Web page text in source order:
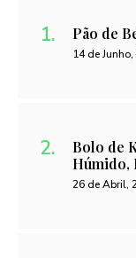
Pão de
14 de
Bolo de
Húmido,
26 de Abril,